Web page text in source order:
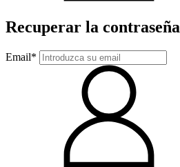
Recuperar la contraseña
Email*